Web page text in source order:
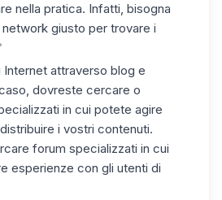
nella pratica. Infatti, bisogna
giusto per trovare i
attraverso blog e
dovreste cercare o
in cui potete agire
i vostri contenuti.
forum specializzati in cui
esperienze con gli utenti di